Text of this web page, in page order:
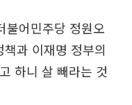
불어민주당 정원오
과 이재명 정부의
하니 살 빼라는 것